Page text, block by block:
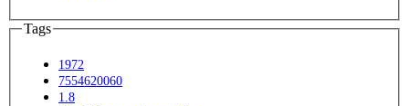
Tags
1972
7554620060
1.8